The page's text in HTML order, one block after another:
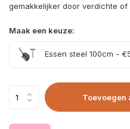
gemakkelijker door verdichte
Maak een keuze:
Essen steel 100cm -
Toevoegen